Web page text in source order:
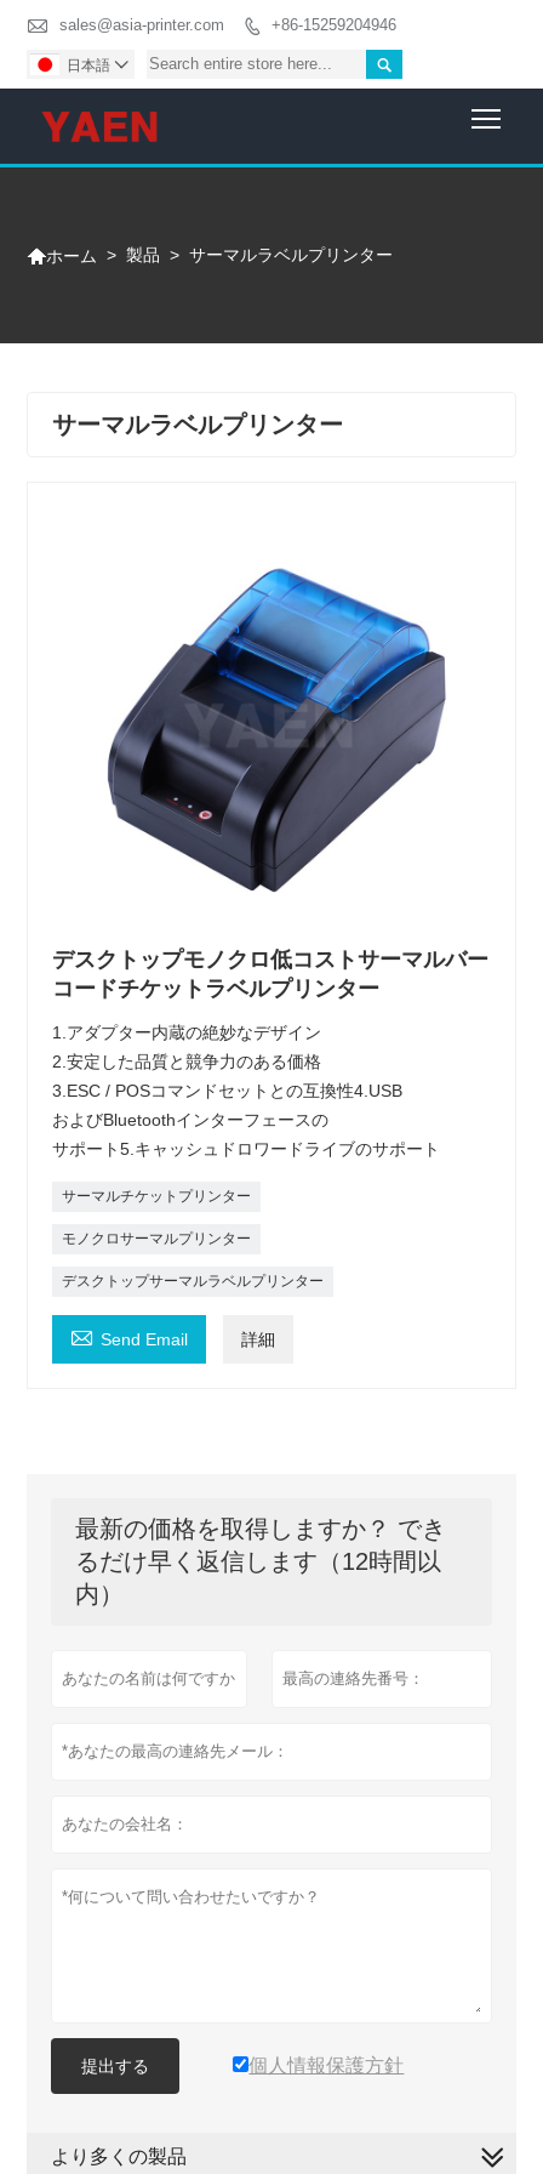
 sales@asia-printer.com  +86-15259204946

日本語 
ホーム > 製品 > サーマルラベルプリンター
サーマルラベルプリンター
デスクトップモノクロ低コストサーマルバー
コードチケットラベルプリンター
1.アダプター内蔵の絶妙なデザイン
2.安定した品質と競争力のある価格
3.ESC / POSコマンドセットとの互換性4.USB
およびBluetoothインターフェースの
サポート5.キャッシュドロワードライブのサポート
サーマルチケットプリンター
モノクロサーマルプリンター
デスクトップサーマルラベルプリンター
 Send Email 詳細
最新の価格を取得しますか？ でき
るだけ早く返信します（12時間以
内）
提出する 個人情報保護方針
より多くの製品